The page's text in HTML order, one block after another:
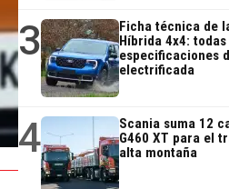
3
Ficha técnica de
Híbrida 4x4:
especificaciones
electrificada
4
Scania suma 12
G460 XT para el
alta montaña